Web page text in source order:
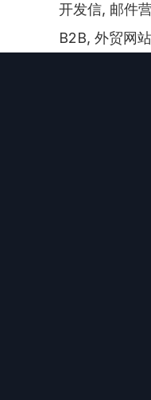
开发信, 邮件
B2B, 外贸网